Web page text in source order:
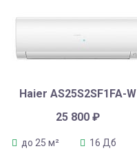
Haier AS25S2SF1FA-W
25 800₽
до 25 м²
16 Дб